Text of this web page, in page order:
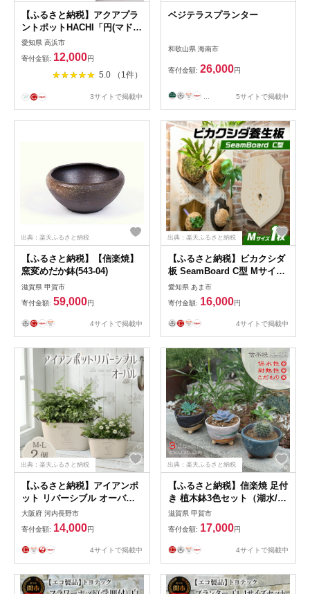
【ふるさと納税】アクアプラ
ントポットHACHI「円(マド
カ)」【3色からお選びくださ
愛知県 高浜市
寄付金額: 12,000円
5.0 （1件）
3サイトで掲載中
ベジテラスプランター
和歌山県 海南市
寄付金額: 26,000円
5サイトで掲載中
出典：楽天ふるさと納税
【ふるさと納税】【信楽焼】
窯変めだか鉢(543-04)
滋賀県 甲賀市
寄付金額: 59,000円
4サイトで掲載中
出典：楽天ふるさと納税
【ふるさと納税】ビカクシダ
板 SeamBoard C型 Mサイズ
ビカクシダ コウモリラン 板
付け 壁掛け 観葉植物 植物 お
しゃれ インテリア 室内 無塗
装 ギフト プレゼント 育てや
料 愛知県 あま市
愛知県 あま市
寄付金額: 16,000円
4サイトで掲載中
出典：楽天ふるさと納税
【ふるさと納税】アイアンポ
ット リバーシブル オーバル
M L 2個セット ｜ 楕円形 植
木鉢 おしゃれ 鉢カバー 止水
栓付 寄せ植え フラワーベー
ス 花瓶 プランター アイアン
ンティーク風 インテリア ク
ラフトワン
大阪府 河内長野市
寄付金額: 14,000円
4サイトで掲載中
出典：楽天ふるさと納税
【ふるさと納税】信楽焼 足付
き 植木鉢3色セット（湖水/新
緑/黒砂）
滋賀県 甲賀市
寄付金額: 17,000円
4サイトで掲載中